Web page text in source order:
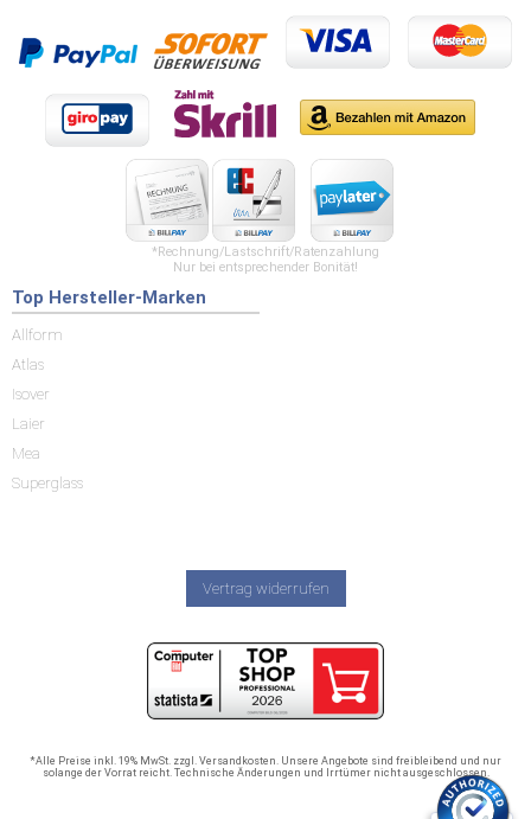
*Rechnung/Lastschrift/Ratenzahlung
Nur bei entsprechender Bonität!
Top Hersteller-Marken
Allform
Atlas
Isover
Laier
Mea
Superglass
Vertrag widerrufen
*Alle Preise inkl. 19% MwSt. zzgl. Versandkosten. Unsere Angebote sind freibleibend und nur
solange der Vorrat reicht. Technische Änderungen und Irrtümer nicht ausgeschlossen.